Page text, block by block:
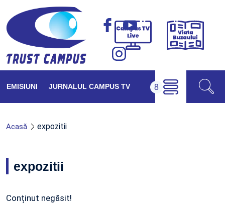
Campus
Viața
EMISIUNI JURNALUL CAMPUS TV
Acasă expozitii
expozitii
Conținut negăsit!